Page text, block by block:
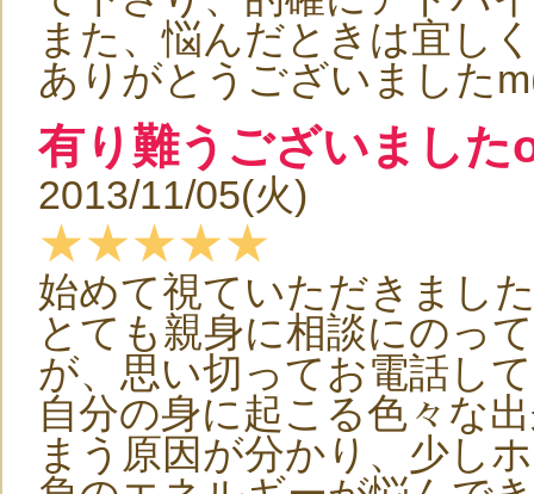
また、悩んだときは宜し
ありがとうございました
有り難うございまし
2013/11/05(火)
★★★★★
始めて視ていただきまし
とても親身に相談にのっ
が、思い切ってお電話し
自分の身に起こる色々な
まう原因が分かり、少し